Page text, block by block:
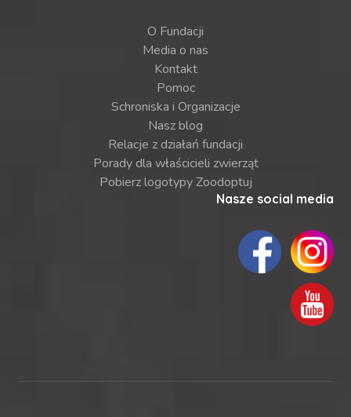
O Fundacji
Media o nas
Kontakt
Pomoc
Schroniska i Organizacje
Nasz blog
Relacje z działań fundacji
Porady dla właścicieli zwierząt
Pobierz logotypy Zoodoptuj
Nasze social media